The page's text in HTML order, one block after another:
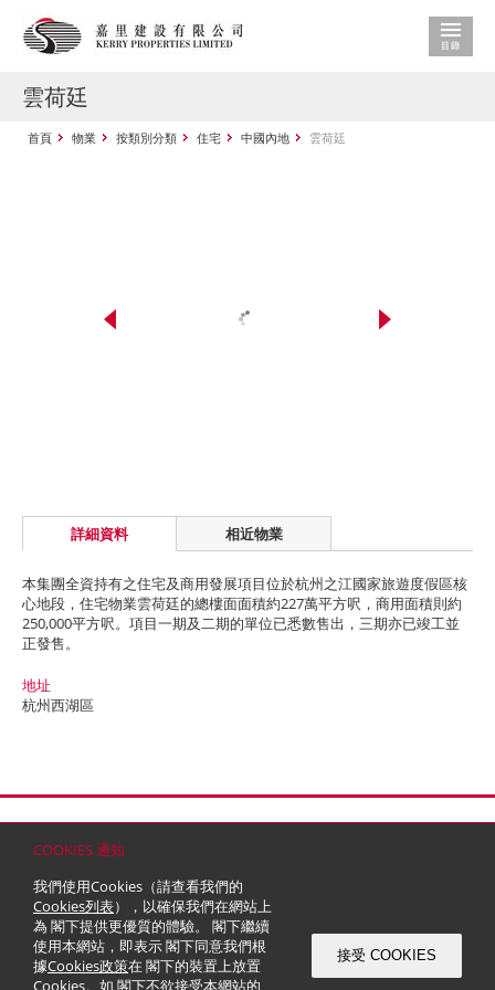
COOKIES 通知
我們使用Cookies（請查看我們的
Cookies列表），以確保我們在網站上
為 閣下提供更優質的體驗。 閣下繼續
使用本網站，即表示 閣下同意我們根
據Cookies政策在 閣下的裝置上放置
Cookies。如 閣下不欲接受本網站的
接受 COOKIES
雲荷廷
首頁 物業 按類別分類 住宅 中國內地 雲荷廷
詳細資料 相近物業
本集團全資持有之住宅及商用發展項目位於杭州之江國家旅遊度假區核
心地段，住宅物業雲荷廷的總樓面面積約227萬平方呎，商用面積則約
250,000平方呎。項目一期及二期的單位已悉數售出，三期亦已竣工並
正發售。
地址
杭州西湖區
© 2026 嘉里建設有限公司 (於百慕達註冊成立之有限公司)